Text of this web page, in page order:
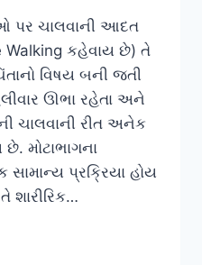
પર ચાલવાની આદત
Walking કહેવાય છે) તે
વિષય બની જતી
ઊભા રહેતા અને
ચાલવાની રીત અનેક
મોટાભાગના
પ્રક્રિયા હોય
શારીરિક…